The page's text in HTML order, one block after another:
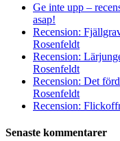
Ge inte upp –
asap!
Recension:
Rosenfeldt
Recension:
Rosenfeldt
Recension: Det
Rosenfeldt
Recension:
Senaste kommentarer